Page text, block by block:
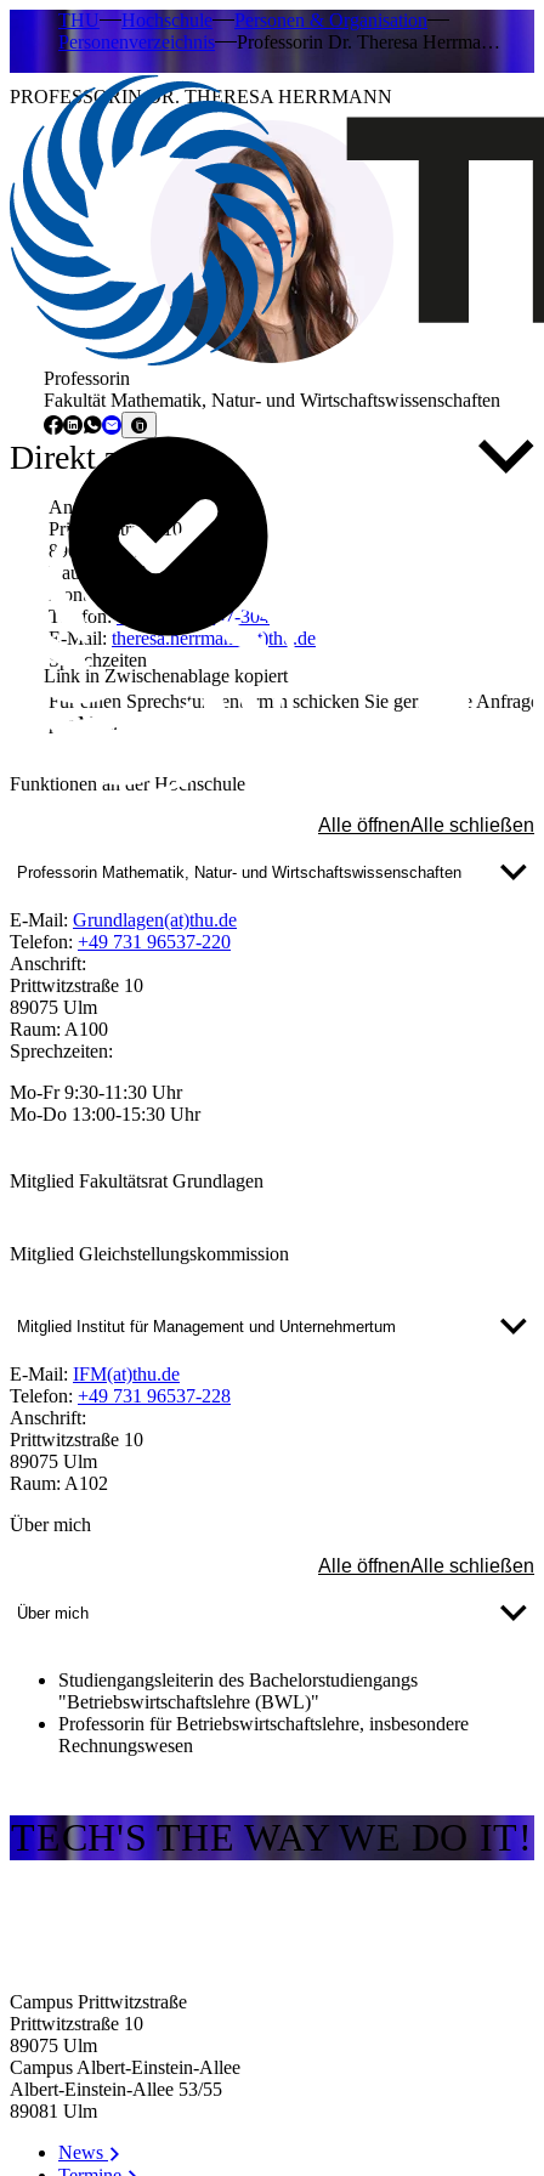
THU Hochschule
Personen & Organisation
Personenverzeichnis
Professorin Dr. Theresa Herrma…
PROFESSORIN DR. THERESA HERRMANN
Professorin
Fakultät Mathematik, Natur- und Wirtschaftswissenschaften
Link in Zwischenablage kopiert
Direkt zu ...
Anschrift
Prittwitzstraße 10
89075 Ulm
Raum: A310
Kontakt
Telefon:+49 731 96537-304
E-Mail: theresa.herrmann(at)thu.de
Sprechzeiten
Für einen Sprechstundentermin schicken Sie gerne eine Anfrage
per Mail.
Funktionen an der Hochschule
Alle öffnenAlle schließen
Professorin Mathematik, Natur- und Wirtschaftswissenschaften
E-Mail: Grundlagen(at)thu.de
Telefon: +49 731 96537-220
Anschrift:
Prittwitzstraße 10
89075 Ulm
Raum: A100
Sprechzeiten:
Mo-Fr 9:30-11:30 Uhr
Mo-Do 13:00-15:30 Uhr
Mitglied Fakultätsrat Grundlagen
Mitglied Gleichstellungskommission
Mitglied Institut für Management und Unternehmertum
E-Mail: IFM(at)thu.de
Telefon: +49 731 96537-228
Anschrift:
Prittwitzstraße 10
89075 Ulm
Raum: A102
Über mich
Alle öffnenAlle schließen
Über mich
Studiengangsleiterin des Bachelorstudiengangs
"Betriebswirtschaftslehre (BWL)"
Professorin für Betriebswirtschaftslehre, insbesondere
Rechnungswesen
TECH'S THE WAY WE DO IT!
Campus Prittwitzstraße
Prittwitzstraße 10
89075 Ulm
Campus Albert-Einstein-Allee
Albert-Einstein-Allee 53/​55
89081 Ulm
News